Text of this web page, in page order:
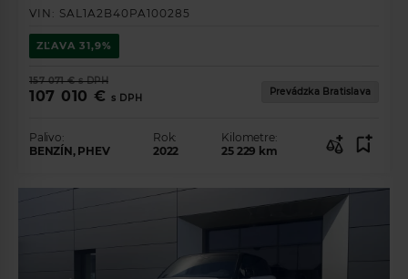
VIN: SAL1A2B40PA100285
ZĽAVA 31,9%
157 071 € s DPH
107 010 € s DPH
Prevádzka Bratislava
Palivo:
BENZÍN, PHEV
Rok:
2022
Kilometre:
25 229 km